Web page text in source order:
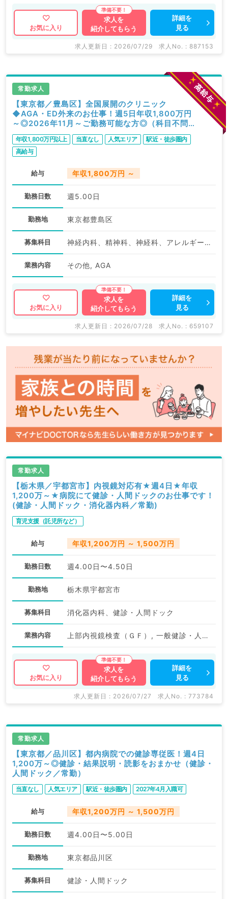
お気に入り
求人を
紹介してもらう
詳細を
見る
求人更新日 : 2026/07/29 求人No. : 887153
常勤求人
【東京都／豊島区】全国展開のクリニック
◆AGA・ED外来のお仕事！週5日年収1,800万円
～◎2026年11月～ご勤務可能な方◎（科目不問
／常勤）
年収1,800万円以上 当直なし 人気エリア
駅近・徒歩圏内
高給与
給与 年収1,800万円 ～
勤務日数 週5.00日
勤務地 東京都豊島区
募集科目 神経内科、精神科、神経科、アレルギー科、リウマチ科、小児科、整形外科、形成外科、美容外科、脳神経外科、呼吸器外科、心臓血管外科、小児外科、皮膚科、泌尿器科、産婦人科、産科、婦人科、眼科、耳鼻咽喉科、気管食道科、放射線科、リハビリテーション科、麻酔科、ペインクリニック、人工透析科、緩和ケア科、一般内科、循環器内科、呼吸器内科、消化器内科、内分泌・代謝内科、腎臓内科、老年内科、血液内科、外科系全般、一般外科、消化器外科、乳腺外科、総合診療科、美容皮膚科、健診・人間ドック、救急科・ＩＣＵ、病理科、基礎医学系、膠原病科、スポーツ整形外科、大腸・肛門外科、産業医、脊髄・脊椎外科、科目不問
業務内容 その他, AGA
お気に入り
求人を
紹介してもらう
詳細を
見る
求人更新日 : 2026/07/28 求人No. : 659107
常勤求人
【栃木県／宇都宮市】内視鏡対応有★週4日★年収
1,200万～★病院にて健診・人間ドックのお仕事です！
(健診・人間ドック・消化器内科／常勤)
育児支援（託児所など）
給与 年収1,200万円 ～ 1,500万円
勤務日数 週4.00日〜4.50日
勤務地 栃木県宇都宮市
募集科目 消化器内科、健診・人間ドック
業務内容 上部内視鏡検査（ＧＦ）, 一般健診・人間ドック
お気に入り
求人を
紹介してもらう
詳細を
見る
求人更新日 : 2026/07/27 求人No. : 773784
常勤求人
【東京都／品川区】都内病院での健診専従医！週4日
1,200万～◎健診・結果説明・読影をおまかせ（健診・
人間ドック／常勤）
当直なし 人気エリア 駅近・徒歩圏内 2027年4月入職可
給与 年収1,200万円 ～ 1,500万円
勤務日数 週4.00日〜5.00日
勤務地 東京都品川区
募集科目 健診・人間ドック